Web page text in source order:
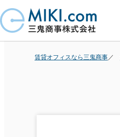
賃貸オフィスなら三鬼商事